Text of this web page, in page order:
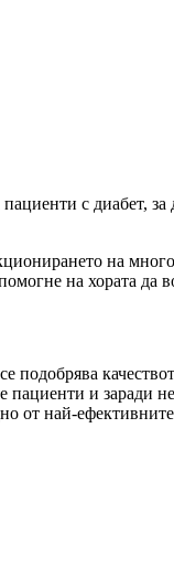
с диабет,
на
на хората да
подобрява
пациенти и заради
от най-